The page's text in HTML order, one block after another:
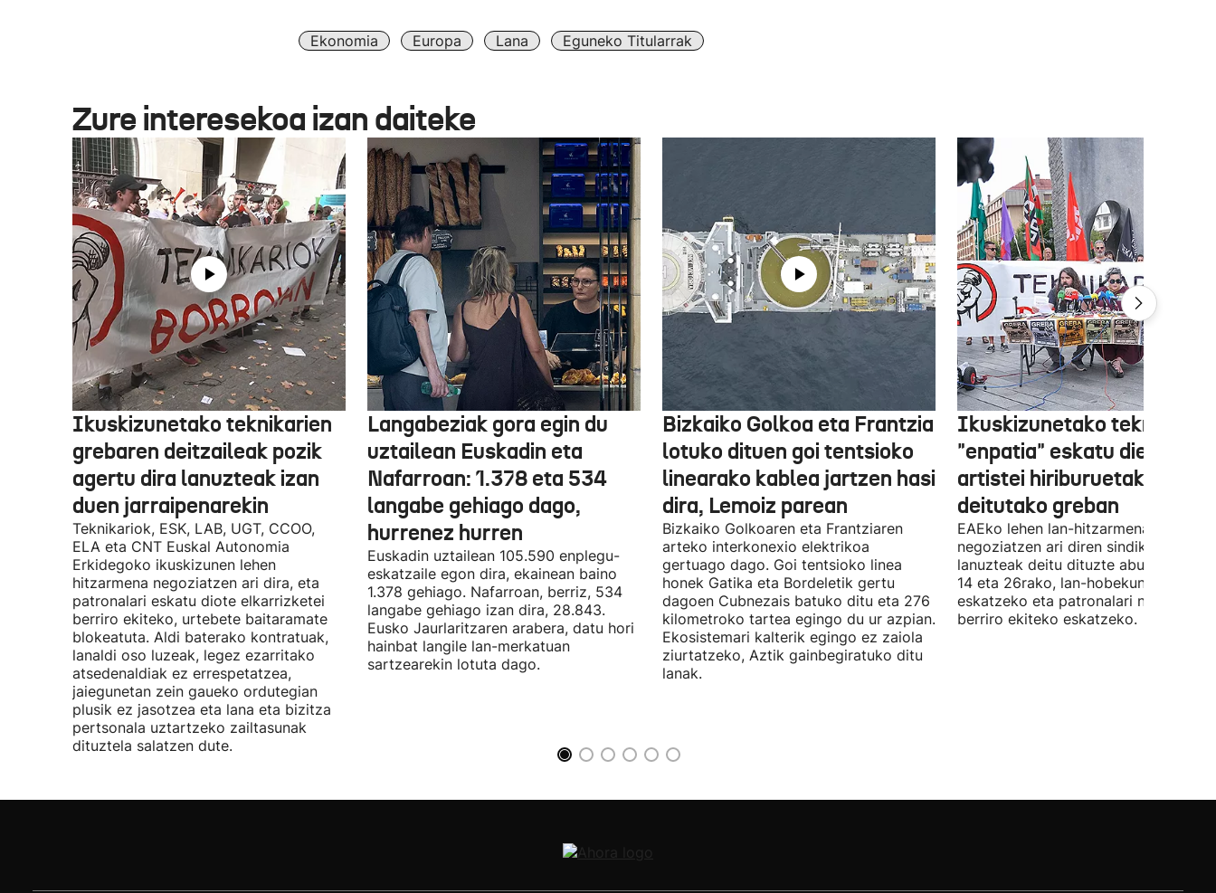
Ekonomia Europa Lana Eguneko Titularrak
Zure interesekoa izan daiteke
Ikuskizunetako teknikarien
grebaren deitzaileak pozik
agertu dira lanuzteak izan
duen jarraipenarekin
Teknikariok, ESK, LAB, UGT, CCOO,
ELA eta CNT Euskal Autonomia
Erkidegoko ikuskizunen lehen
hitzarmena negoziatzen ari dira, eta
patronalari eskatu diote elkarrizketei
berriro ekiteko, urtebete baitaramate
blokeatuta. Aldi baterako kontratuak,
lanaldi oso luzeak, legez ezarritako
atsedenaldiak ez errespetatzea,
jaiegunetan zein gaueko ordutegian
plusik ez jasotzea eta lana eta bizitza
pertsonala uztartzeko zailtasunak
dituztela salatzen dute.
Langabeziak gora egin du
uztailean Euskadin eta
Nafarroan: 1.378 eta 534
langabe gehiago dago,
hurrenez hurren
Euskadin uztailean 105.590 enplegu-
eskatzaile egon dira, ekainean baino
1.378 gehiago. Nafarroan, berriz, 534
langabe gehiago izan dira, 28.843.
Eusko Jaurlaritzaren arabera, datu hori
hainbat langile lan-merkatuan
sartzearekin lotuta dago.
Bizkaiko Golkoa eta Frantzia
lotuko dituen goi tentsioko
linearako kablea jartzen hasi
dira, Lemoiz parean
Bizkaiko Golkoaren eta Frantziaren
arteko interkonexio elektrikoa
gertuago dago. Goi tentsioko linea
honek Gatika eta Bordeletik gertu
dagoen Cubnezais batuko ditu eta 276
kilometroko tartea egingo du ur azpian.
Ekosistemari kalterik egingo ez zaiola
ziurtatzeko, Aztik gainbegiratuko ditu
lanak.
Ikuskizunetako teknikariek
"enpatia" eskatu diete
artistei hiriburuetako
deitutako greban
EAEko lehen lan-hitzarmena
negoziatzen ari diren sindikatuek
lanuzteak deitu dituzte abuztuaren 5,
14 eta 26rako, lan-hobekuntzak
eskatzeko eta patronalari
berriro ekiteko eskatzeko.